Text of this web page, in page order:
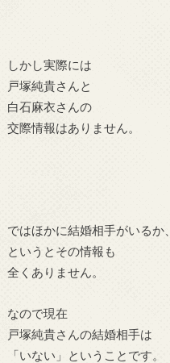
しかし実際には
戸塚純貴さんと
白石麻衣さんの
交際情報はありません。
ではほかに結婚相手がいるか、
というとその情報も
全くありません。
なので現在
戸塚純貴さんの結婚相手は
「いない」ということです。